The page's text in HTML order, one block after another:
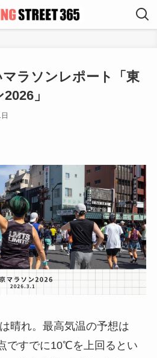
マラソンレポート「東
」
晴れ。最高気温の予想は
ですでに10℃を上回るとい